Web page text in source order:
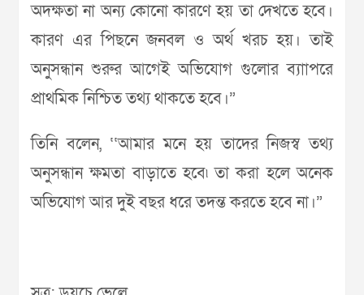
অদক্ষতা না অন্য কোনো কারণে হয় তা দেখতে হবে।
কারণ এর পিছনে জনবল ও অর্থ খরচ হয়। তাই
অনুসন্ধান শুরুর আগেই অভিযোগ গুলোর ব্যাাপরে
প্রাথমিক নিশ্চিত তথ্য থাকতে হবে।”
তিনি বলেন, ‘‘আমার মনে হয় তাদের নিজস্ব তথ্য
অনুসন্ধান ক্ষমতা বাড়াতে হবে৷ তা করা হলে অনেক
অভিযোগ আর দুই বছর ধরে তদন্ত করতে হবে না।”